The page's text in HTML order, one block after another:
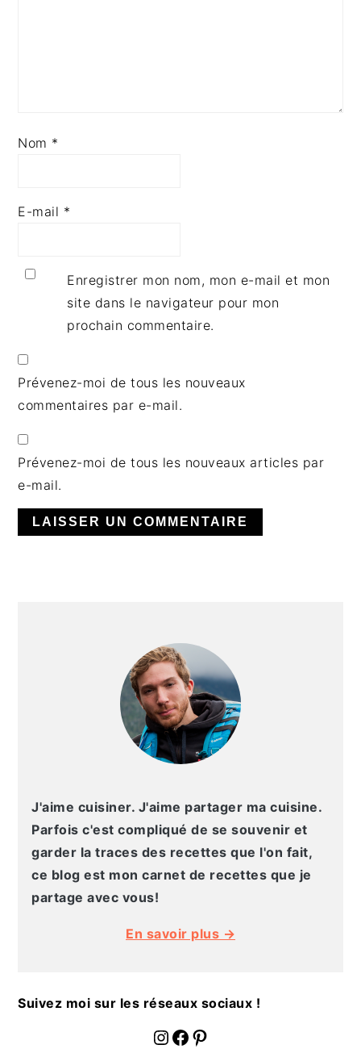
Nom *
E-mail *
Enregistrer mon nom, mon e-mail et mon
site dans le navigateur pour mon
prochain commentaire.
Prévenez-moi de tous les nouveaux
commentaires par e-mail.
Prévenez-moi de tous les nouveaux articles par
e-mail.
PRINCIPALE
J'aime cuisiner. J'aime partager ma cuisine.
Parfois c'est compliqué de se souvenir et
garder la traces des recettes que l'on fait,
ce blog est mon carnet de recettes que je
partage avec vous!
En savoir plus →
Suivez moi sur les réseaux sociaux !
fournoratio Facebook Pinterest